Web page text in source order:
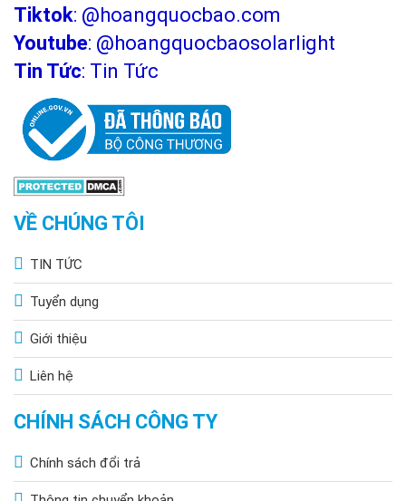
Tiktok: @hoangquocbao.com
Youtube: @hoangquocbaosolarlight
Tin Tức: Tin Tức
VỀ CHÚNG TÔI
TIN TỨC
Tuyển dụng
Giới thiệu
Liên hệ
CHÍNH SÁCH CÔNG TY
Chính sách đổi trả